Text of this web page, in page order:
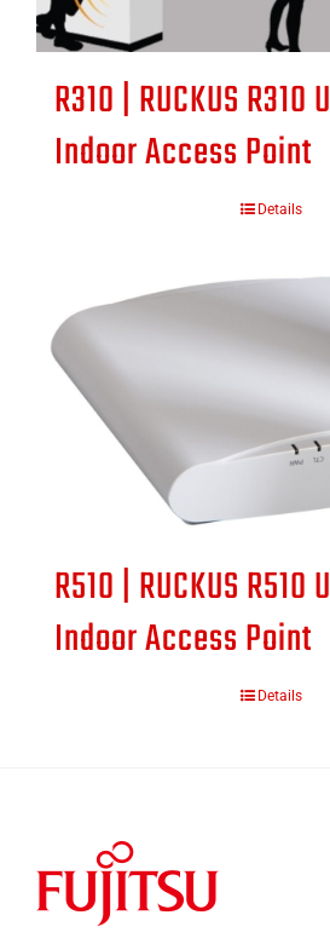
R310 | RUCKUS R310
Indoor Access Point
Details
R510 | RUCKUS R510
Indoor Access Point
Details